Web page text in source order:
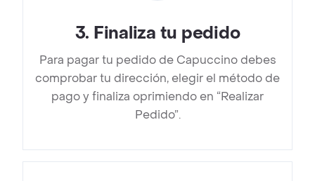
3. Finaliza tu pedido
Para pagar tu pedido de Capuccino debes
comprobar tu dirección, elegir el método de
pago y finaliza oprimiendo en “Realizar
Pedido”.